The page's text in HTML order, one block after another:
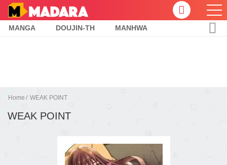
MANGA DOUJIN-TH MANHWA
Home WEAK POINT
WEAK POINT